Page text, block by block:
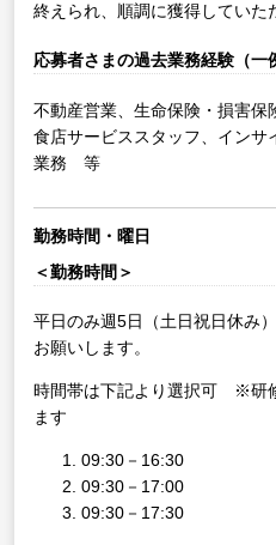
終えられ、順調に獲得していた
応募者さまの過去業務経験（一
不動産営業、生命保険・損害保
食店サービススタッフ、インサ
業務 等
勤務時間・曜日
＜勤務時間＞
平日のみ週5日（土日祝日休み
お願いします。
時間帯は下記より選択可 ※研
ます
09:30－16:30
09:30－17:00
09:30－17:30